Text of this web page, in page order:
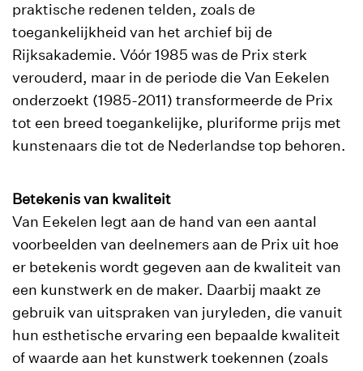
praktische redenen telden, zoals de
toegankelijkheid van het archief bij de
Rijksakademie. Vóór 1985 was de Prix sterk
verouderd, maar in de periode die Van Eekelen
onderzoekt (1985-2011) transformeerde de Prix
tot een breed toegankelijke, pluriforme prijs met
kunstenaars die tot de Nederlandse top behoren.
Betekenis van kwaliteit
Van Eekelen legt aan de hand van een aantal
voorbeelden van deelnemers aan de Prix uit hoe
er betekenis wordt gegeven aan de kwaliteit van
een kunstwerk en de maker. Daarbij maakt ze
gebruik van uitspraken van juryleden, die vanuit
hun esthetische ervaring een bepaalde kwaliteit
of waarde aan het kunstwerk toekennen (zoals